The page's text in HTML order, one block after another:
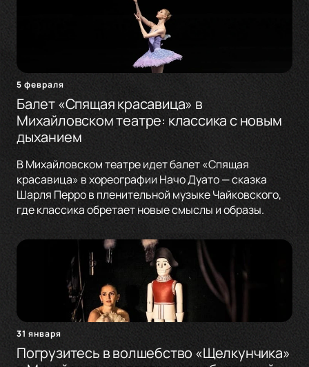
5 февраля
Балет «Спящая красавица» в
Михайловском театре: классика с новым
дыханием
В Михайловском театре идет балет «Спящая
красавица» в хореографии Начо Дуато — сказка
Шарля Перро в пленительной музыке Чайковского,
где классика обретает новые смыслы и образы.
31 января
Погрузитесь в волшебство «Щелкунчика»